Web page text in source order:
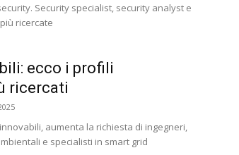
Security specialist, security analyst e
ricercate
ecco i profili
ricercati
aumenta la richiesta di ingegneri,
e specialisti in smart grid